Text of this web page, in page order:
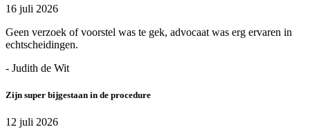
16 juli 2026
Geen verzoek of voorstel was te gek, advocaat was erg ervaren in
echtscheidingen.
- Judith de Wit
Zijn super bijgestaan in de procedure
12 juli 2026